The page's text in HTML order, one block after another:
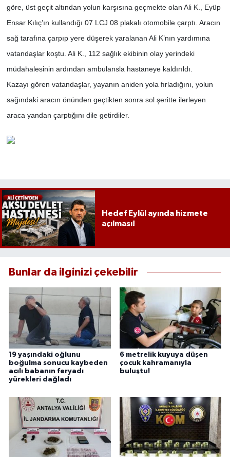
göre, üst geçit altından yolun karşısına geçmekte olan Ali K., Eyüp
Ensar Kılıç’ın kullandığı 07 LCJ 08 plakalı otomobile çarptı. Aracın
sağ tarafına çarpıp yere düşerek yaralanan Ali K’nın yardımına
vatandaşlar koştu. Ali K., 112 sağlık ekibinin olay yerindeki
müdahalesinin ardından ambulansla hastaneye kaldırıldı.
Kazayı gören vatandaşlar, yayanın aniden yola fırladığını, yolun
sağındaki aracın önünden geçtikten sonra sol şeritte ilerleyen
araca yandan çarptığını dile getirdiler.
Hedef Eylül ayında hizmete
açılması!
Bunlar da ilginizi çekebilir
19 yaşındaki oğlunu
boğulma sonucu kaybeden
acılı babanın feryadı
yürekleri dağladı
6 metrelik kuyuya düşen
çocuk kahramanıyla
buluştu!